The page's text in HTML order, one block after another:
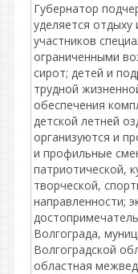
Губернатор
уделяется
участников
ограниченными
сирот; детей и
трудной
обеспечения
детской летней
организуются и
и профильные
патриотической,
творческой,
направленности;
Волгограда,
Волгоградской
областная